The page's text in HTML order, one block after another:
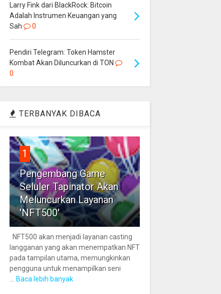
Larry Fink dari BlackRock: Bitcoin
Adalah Instrumen Keuangan yang
Sah
0
Pendiri Telegram: Token Hamster
Kombat Akan Diluncurkan di TON
0
TERBANYAK DIBACA
1
Pengembang Game
Seluler Tapinator Akan
Meluncurkan Layanan
'NFT500'
NFT500 akan menjadi layanan casting
langganan yang akan menempatkan NFT
pada tampilan utama, memungkinkan
pengguna untuk menampilkan seni
Baca lebih banyak